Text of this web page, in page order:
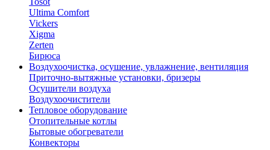
Ultima Comfort
Vickers
Xigma
Zerten
Бирюса
Воздухоочистка, осушение, увлажнение, вентиляция
Приточно-вытяжные установки, бризеры
Осушители воздуха
Воздухоочистители
Тепловое оборудование
Отопительные котлы
Бытовые обогреватели
Конвекторы